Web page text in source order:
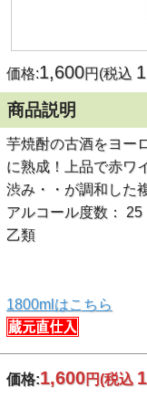
価格:1,600円(税込
商品説明
芋焼酎の古酒をヨー
に熟成！上品で赤ワ
渋み・・が調和した
アルコール度数： 25
乙類
1800mlはこちら
価格:1,600円(税込